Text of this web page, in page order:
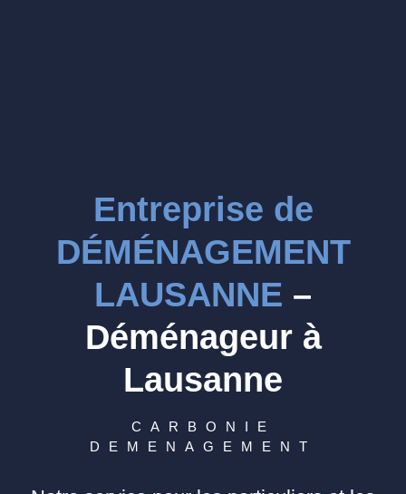
Entreprise de
DÉMÉNAGEMENT
LAUSANNE –
Déménageur à
Lausanne
CARBONIE
DEMENAGEMENT